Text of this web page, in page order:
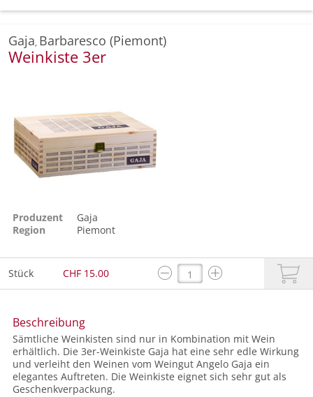
Gaja, Barbaresco (Piemont)
Weinkiste 3er
Produzent
Gaja
Region
Piemont
Stück CHF 15.00
Beschreibung
Sämtliche Weinkisten sind nur in Kombination mit Wein
erhältlich. Die 3er-Weinkiste Gaja hat eine sehr edle Wirkung
und verleiht den Weinen vom Weingut Angelo Gaja ein
elegantes Auftreten. Die Weinkiste eignet sich sehr gut als
Geschenkverpackung.